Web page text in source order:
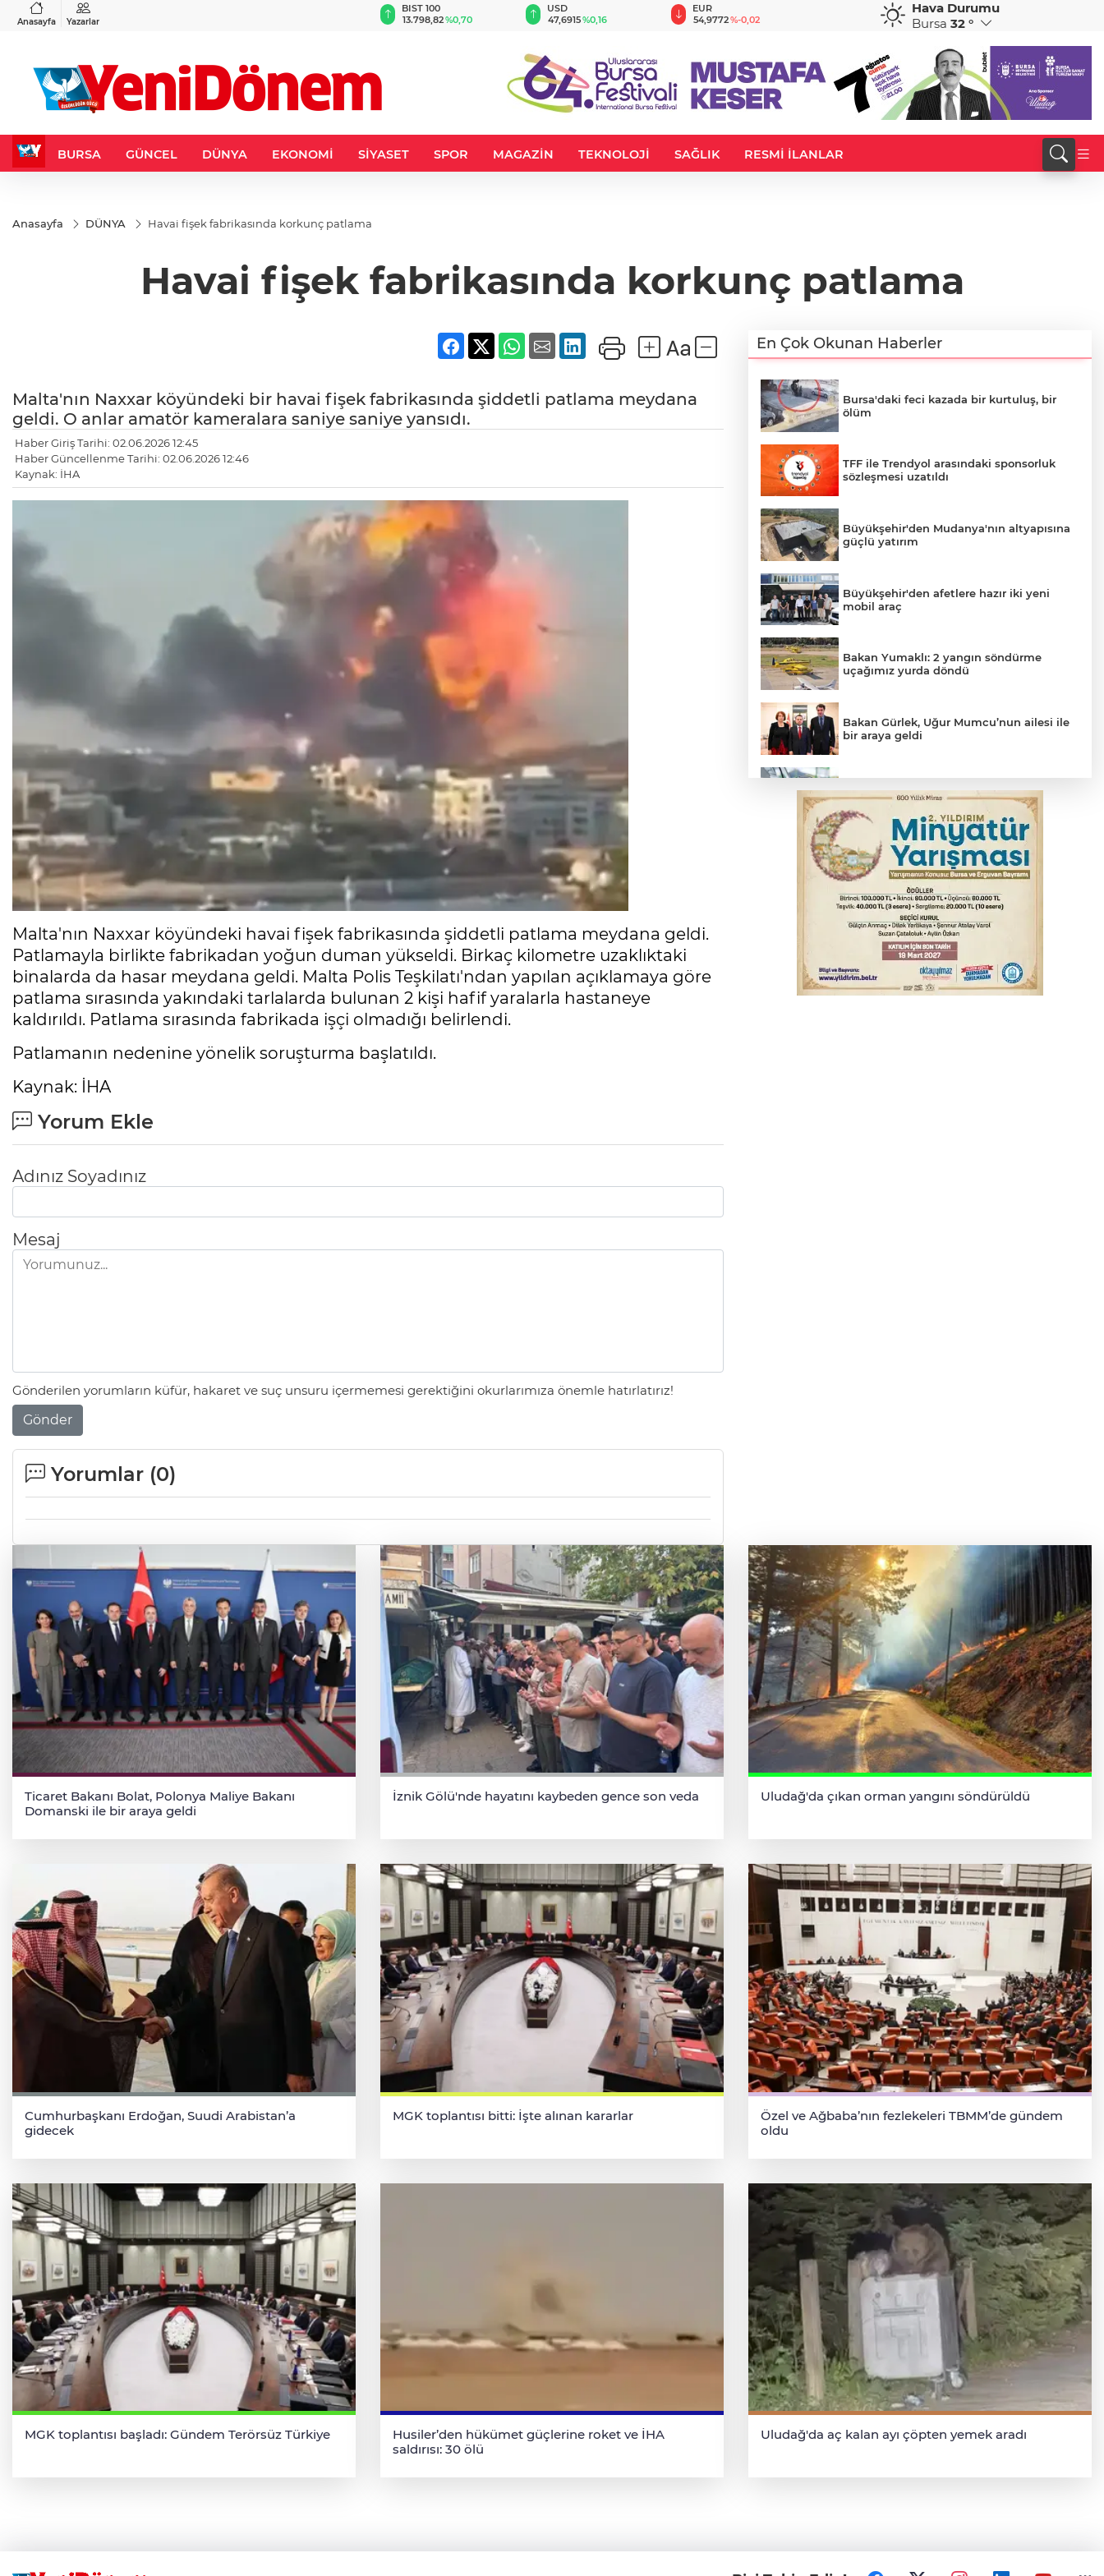
Anasayfa Yazarlar
%-0,22
BIST 100
13.798,82%0,70
USD
47,6915%0,16
EUR
54,9772%-0,02 %0,07
CHF
58,6683
Hava Durumu
Bursa 32 °
BURSA GÜNCEL DÜNYA EKONOMİ SİYASET SPOR MAGAZİN TEKNOLOJİ SAĞLIK RESMİ İLANLAR
Anasayfa DÜNYA Havai fişek fabrikasında korkunç patlama
Havai fişek fabrikasında korkunç patlama
Malta'nın Naxxar köyündeki bir havai fişek fabrikasında şiddetli patlama meydana
geldi. O anlar amatör kameralara saniye saniye yansıdı.
Haber Giriş Tarihi: 02.06.2026 12:45
Haber Güncellenme Tarihi: 02.06.2026 12:46
Kaynak: İHA
Malta'nın Naxxar köyündeki havai fişek fabrikasında şiddetli patlama meydana geldi.
Patlamayla birlikte fabrikadan yoğun duman yükseldi. Birkaç kilometre uzaklıktaki
binalarda da hasar meydana geldi. Malta Polis Teşkilatı'ndan yapılan açıklamaya göre
patlama sırasında yakındaki tarlalarda bulunan 2 kişi hafif yaralarla hastaneye
kaldırıldı. Patlama sırasında fabrikada işçi olmadığı belirlendi.
Patlamanın nedenine yönelik soruşturma başlatıldı.
Kaynak: İHA
Yorum Ekle
Adınız Soyadınız
Mesaj
Gönderilen yorumların küfür, hakaret ve suç unsuru içermemesi gerektiğini okurlarımıza önemle hatırlatırız!
Gönder
Yorumlar (0)
En Çok Okunan Haberler
Bursa'daki feci kazada bir kurtuluş, bir
ölüm
TFF ile Trendyol arasındaki sponsorluk
sözleşmesi uzatıldı
Büyükşehir'den Mudanya'nın altyapısına
güçlü yatırım
Büyükşehir'den afetlere hazır iki yeni
mobil araç
Bakan Yumaklı: 2 yangın söndürme
uçağımız yurda döndü
Bakan Gürlek, Uğur Mumcu’nun ailesi ile
bir araya geldi
yansıyacak mı?
YENİ Parti Genel Başkanı Özel'den
Çerçeve Yasa yorumu
Serbest piyasada döviz fiyatları
Serbest piyasada altın fiyatları...
Ticaret Bakanı Bolat, Polonya Maliye Bakanı
Domanski ile bir araya geldi
İznik Gölü'nde hayatını kaybeden gence son veda Uludağ'da çıkan orman yangını söndürüldü
Cumhurbaşkanı Erdoğan, Suudi Arabistan’a
gidecek
MGK toplantısı bitti: İşte alınan kararlar
Özel ve Ağbaba’nın fezlekeleri TBMM’de gündem
oldu
MGK toplantısı başladı: Gündem Terörsüz Türkiye
Husiler’den hükümet güçlerine roket ve İHA
saldırısı: 30 ölü
Uludağ'da aç kalan ayı çöpten yemek aradı